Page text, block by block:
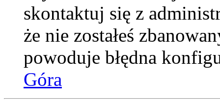
skontaktuj się z
że nie zostałeś
powoduje błędna
Góra